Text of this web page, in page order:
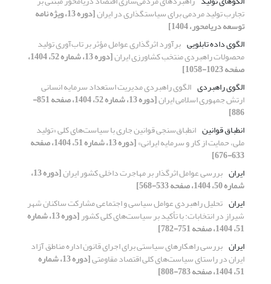
تجارب تولید مردمی برای سیاستگذاری در ایران [دوره 13، ویژه نامه
توسعه دریامحور، 1404]
الگوی داده تابلویی برآورد اثرگذاری عوامل مؤثر بر تاب‌آوری تولید
محصولات راهبردی منتخب کشاورزی ایران [دوره 13، شماره 52، 1404،
صفحه 1023-1058]
الگوی راهبردی الگوی راهبردی مدیریت استعداد سرمایه انسانی
ارتش جمهوری اسلامی ایران [دوره 13، شماره 52، 1404، صفحه 851-
886]
انطباق قوانین انطباق‌سنجی قوانین جاری با سیاست‌های کلی «تولید
ملی، حمایت از کار و سرمایه ایرانی» [دوره 13، شماره 51، 1404، صفحه
633-676]
ایران بررسی عوامل اثرگذار بر مهاجرت داخلی کشور ایران [دوره 13،
شماره 50، 1404، صفحه 533-568]
ایران تحلیل راهبردی عوامل سیاسی و اجتماعی مشارکت ساکنان شهر
شیراز در انتخابات: با تأکید بر سیاست‌های کلی کشور [دوره 13، شماره
51، 1404، صفحه 751-782]
ایران بررسی راهکارهای سیاستی برای اجرای قانون اداره مناطق آزاد
ایران در راستای سیاست‌های کلی اقتصاد مقاومتی [دوره 13، شماره
51، 1404، صفحه 783-808]